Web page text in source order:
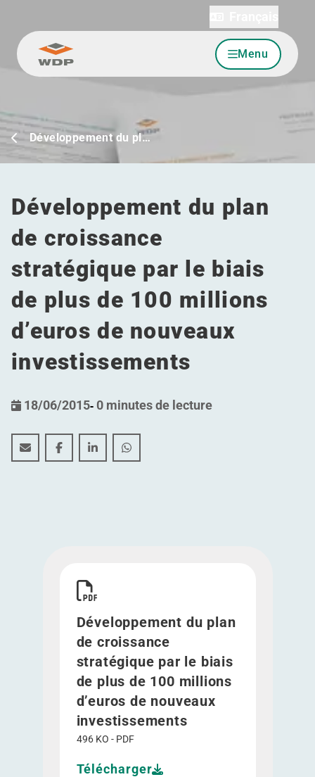
Allez au contenu Menu
Développement du pl…
Développement du plan
de croissance
stratégique par le biais
de plus de 100 millions
d’euros de nouveaux
investissements
18/06/2015- 0 minutes de lecture
Développement du plan de croissance stratégique
Développement du plan de croissance
Développement du plan de croissance
Développement du plan de
Développement du plan
de croissance
stratégique par le biais
de plus de 100 millions
d’euros de nouveaux
investissements
496 KO - PDF
Télécharger